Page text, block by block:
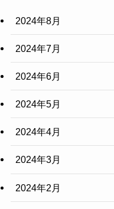
2024年8月
2024年7月
2024年6月
2024年5月
2024年4月
2024年3月
2024年2月